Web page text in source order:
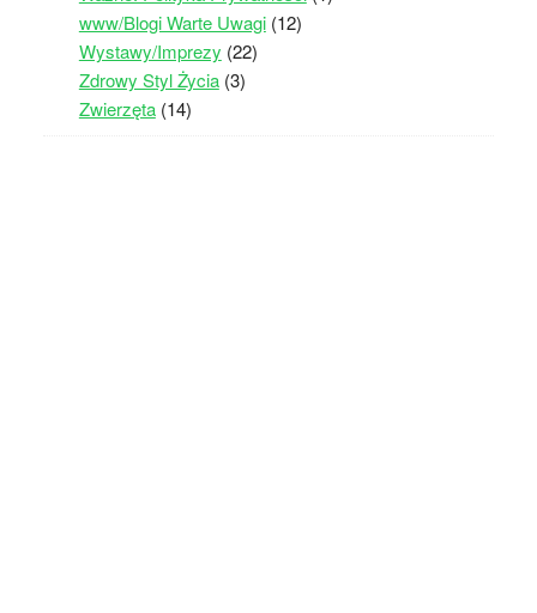
www/Blogi Warte Uwagi(12)
Wystawy/Imprezy (22)
Zdrowy Styl Życia(3)
Zwierzęta(14)